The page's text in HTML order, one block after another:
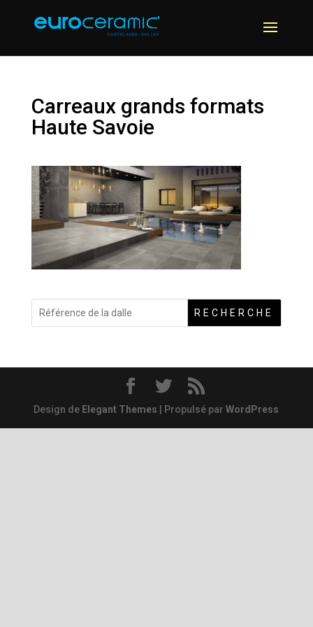
Carreaux grands formats
Haute Savoie
RECHERCHE
Design de Elegant Themes | Propulsé parWordPress